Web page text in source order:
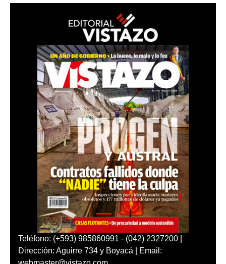
Teléfono: (+593) 985860991 - (042) 2327200 |
Dirección: Aguirre 734 y Boyacá | Email: